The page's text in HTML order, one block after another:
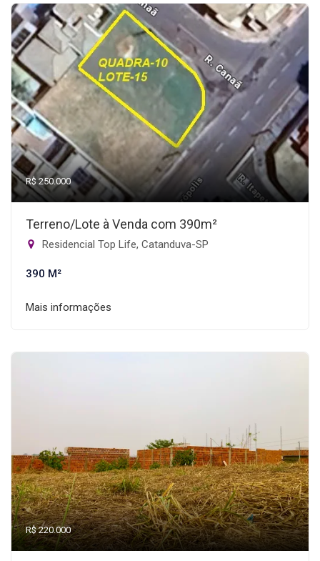
R$ 250.000
Terreno/Lote à Venda com 390m²
Residencial Top Life, Catanduva-SP
390 M²
Mais informações
R$ 220.000